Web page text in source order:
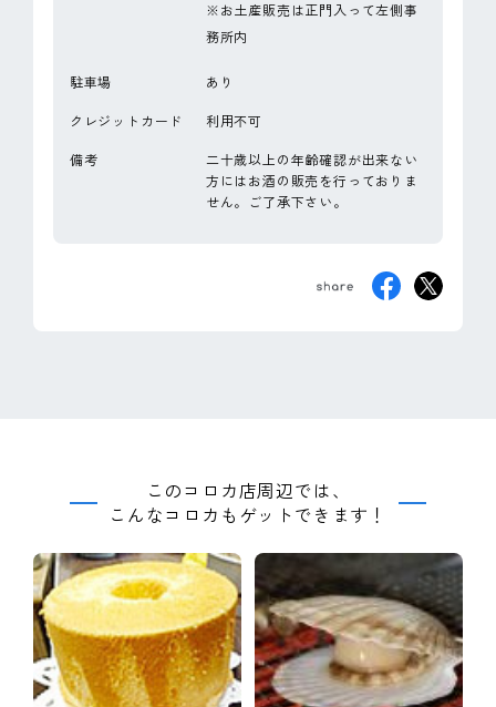
※お土産販売は正門入って左側事
務所内
駐車場 あり
クレジットカード 利用不可
備考
二十歳以上の年齢確認が出来ない
方にはお酒の販売を行っておりま
せん。ご了承下さい。
このコロカ店周辺では、
こんなコロカもゲットできます！